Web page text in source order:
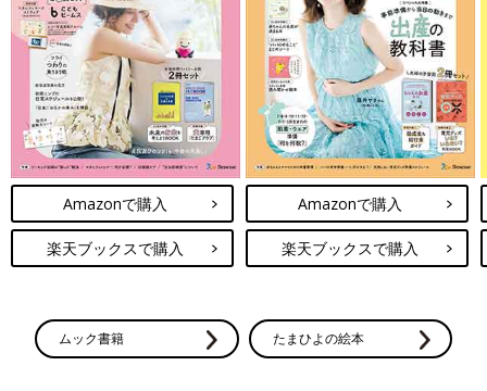
Amazonで購入
楽天ブックスで購入
Amazonで購入
楽天ブックスで購入
ムック書籍 たまひよの絵本